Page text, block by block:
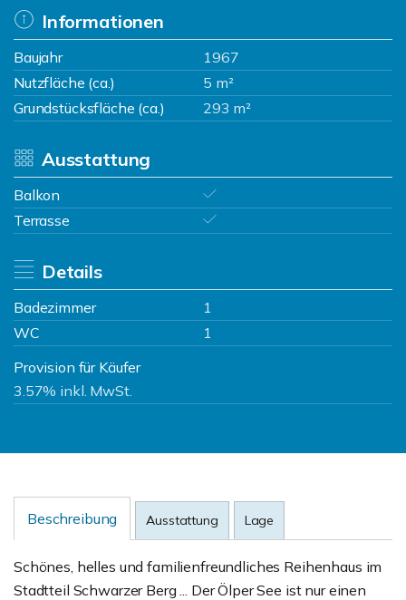
Informationen
Baujahr
1967
Nutzfläche (ca.)
5 m²
Grundstücksfläche (ca.)
293 m²
Ausstattung
Balkon
Terrasse
Details
Badezimmer
1
WC
1
Provision für Käufer
3.57% inkl. MwSt.
Beschreibung Ausstattung Lage
Schönes, helles und familienfreundliches Reihenhaus im
Stadtteil Schwarzer Berg ... Der Ölper See ist nur einen